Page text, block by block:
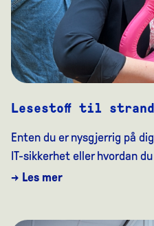
Lesestoff til
Enten du er nysgjerrig på
IT-sikkerhet eller hvordan
→ Les mer